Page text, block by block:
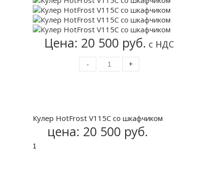
Цена: 20 500 руб. с НДС
- +
Кулер HotFrost V115C со шкафчиком
цена: 20 500 руб.